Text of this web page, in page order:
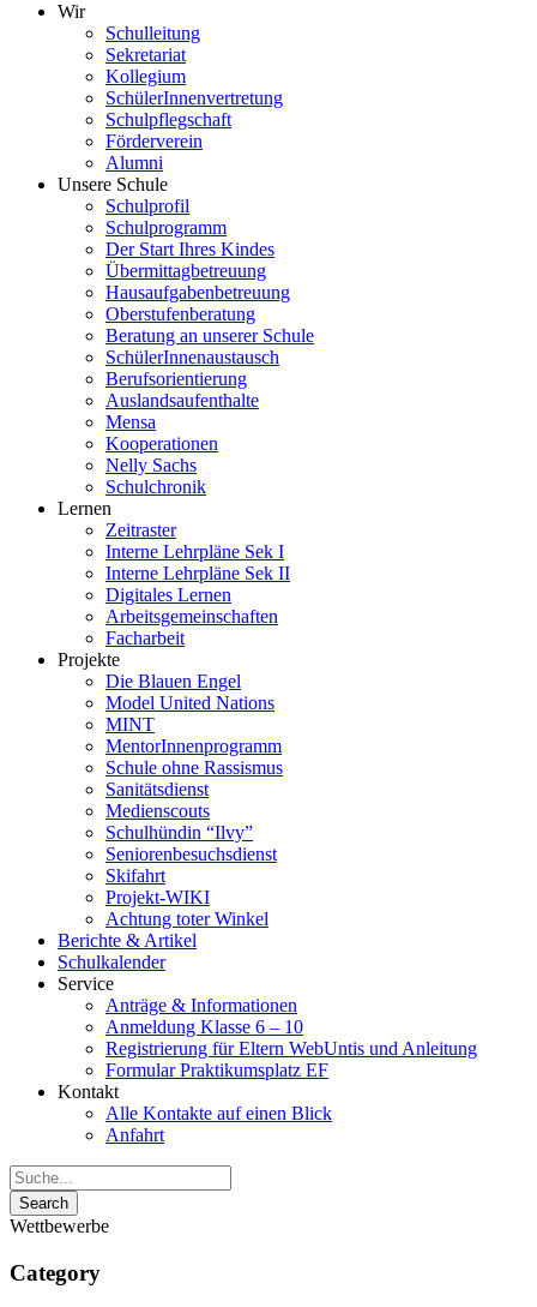
Wir
Schulleitung
Sekretariat
Kollegium
SchülerInnenvertretung
Schulpflegschaft
Förderverein
Alumni
Unsere Schule
Schulprofil
Schulprogramm
Der Start Ihres Kindes
Übermittagbetreuung
Hausaufgabenbetreuung
Oberstufenberatung
Beratung an unserer Schule
SchülerInnenaustausch
Berufsorientierung
Auslandsaufenthalte
Mensa
Kooperationen
Nelly Sachs
Schulchronik
Lernen
Zeitraster
Interne Lehrpläne Sek I
Interne Lehrpläne Sek II
Digitales Lernen
Arbeitsgemeinschaften
Facharbeit
Projekte
Die Blauen Engel
Model United Nations
MINT
MentorInnenprogramm
Schule ohne Rassismus
Sanitätsdienst
Medienscouts
Schulhündin “Ilvy”
Seniorenbesuchsdienst
Skifahrt
Projekt-WIKI
Achtung toter Winkel
Berichte & Artikel
Schulkalender
Service
Anträge & Informationen
Anmeldung Klasse 6 – 10
Registrierung für Eltern WebUntis und Anleitung
Formular Praktikumsplatz EF
Kontakt
Alle Kontakte auf einen Blick
Anfahrt
Wettbewerbe
Category